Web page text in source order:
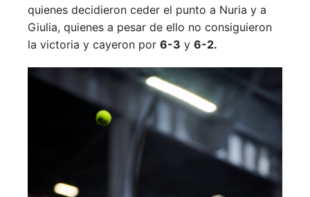
quienes decidieron ceder el punto a Nuria y a
Giulia, quienes a pesar de ello no consiguieron
la victoria y cayeron por 6-3 y 6-2.